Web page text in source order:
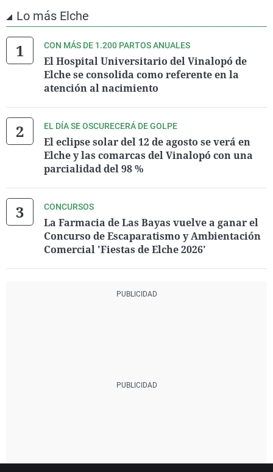
Lo más Elche
CON MÁS DE 1.200 PARTOS ANUALES
El Hospital Universitario del Vinalopó de
Elche se consolida como referente en la
atención al nacimiento
EL DÍA SE OSCURECERÁ DE GOLPE
El eclipse solar del 12 de agosto se verá en
Elche y las comarcas del Vinalopó con una
parcialidad del 98 %
CONCURSOS
La Farmacia de Las Bayas vuelve a ganar el
Concurso de Escaparatismo y Ambientación
Comercial 'Fiestas de Elche 2026'